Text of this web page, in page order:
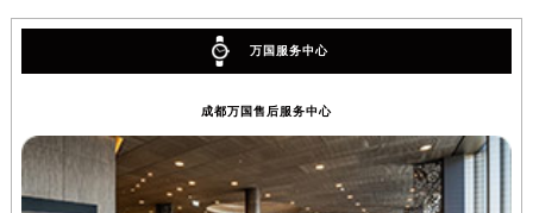
万国服务中心
成都万国售后服务中心